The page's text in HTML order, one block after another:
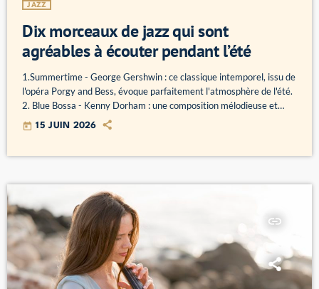
JAZZ
Dix morceaux de jazz qui sont
agréables à écouter pendant l’été
1.Summertime - George Gershwin : ce classique intemporel, issu de
l'opéra Porgy and Bess, évoque parfaitement l'atmosphère de l'été.
2. Blue Bossa - Kenny Dorham : une composition mélodieuse et
entraînante qui capture l'énergie et la chaleur estivale. 3. Sunny -
Bobby Hebb : bien que ce ne soit pas strictement du jazz, cette
today 15 JUIN 2026
insert_link